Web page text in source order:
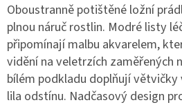
Oboustranně potištěné ložní
plnou náruč rostlin. Modré listy
připomínají malbu akvarelem,
vidění na veletrzích zaměřených
bílém podkladu doplňují
lila odstínu. Nadčasový design